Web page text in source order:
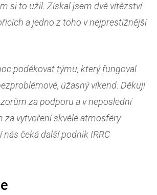
si to užil. Získal jsem dvě vítězství
a jedno z toho v nejprestižnější
poděkovat týmu, který fungoval
úžasný víkend. Děkuji
za podporu a v neposlední
za vytvoření skvělé atmosféry
čeká další podnik IRRC